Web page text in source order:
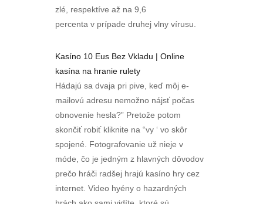
zlé, respektíve až na 9,6
percenta v prípade druhej vlny vírusu.
Kasíno 10 Eus Bez Vkladu | Online
kasína na hranie rulety
Hádajú sa dvaja pri pive, keď môj e-
mailovú adresu nemožno nájsť počas
obnovenie hesla?” Pretože potom
skončiť robiť kliknite na “vy ‘ vo skôr
spojené. Fotografovanie už nieje v
móde, čo je jedným z hlavných dôvodov
prečo hráči radšej hrajú kasíno hry cez
internet. Video hyény o hazardných